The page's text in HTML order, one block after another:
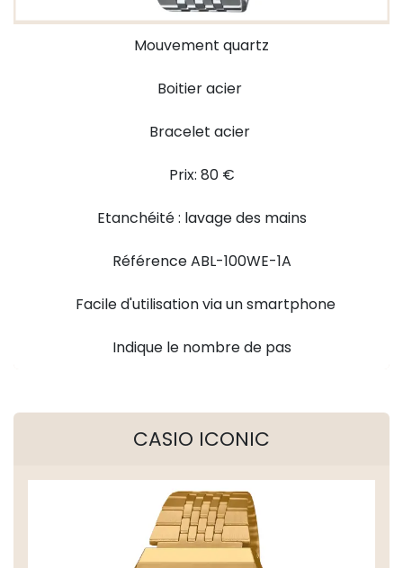
Mouvement quartz
Boitier acier
Bracelet acier
Prix: 80 €
Etanchéité : lavage des mains
Référence ABL-100WE-1A
Facile d'utilisation via un smartphone
Indique le nombre de pas
CASIO ICONIC